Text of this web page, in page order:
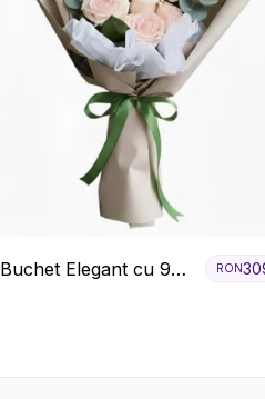
Buchet Elegant cu 9
RON